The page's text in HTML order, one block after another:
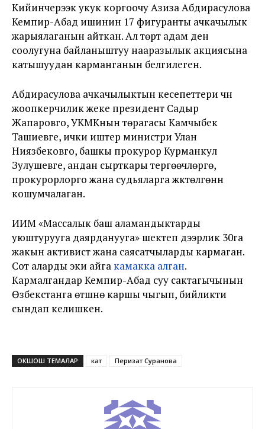
Кийинчерээк укук коргоочу Азиза Абдирасулова
Кемпир-Абад ишинин 17 фигуранты ачкачылык
жарыялаганын айткан. Ал төрт адам ден
соолугуна байланыштуу нааразылык акциясына
катышуудан карманганын белгилеген.
Абдирасулова ачкачылыктын кесепеттери үчүн
жоопкерчилик жеке президент Садыр
Жапаровго, УКМКнын төрагасы Камчыбек
Ташиевге, ички иштер министри Улан
Ниязбековго, башкы прокурор Курманкул
Зулушевге, андан сырткары тергөөчүлөргө,
прокурорлорго жана судьяларга жүктөлгөнүн
кошумчалаган.
ИИМ «Массалык баш аламандыктарды
уюштурууга даярданууга» шектеп дээрлик 30га
жакын активист жана саясатчыларды кармаган.
Сот аларды эки айга камакка алган.
Кармалгандар Кемпир-Абад суу сактагычынын
Өзбекстанга өтүшүнө каршы чыгып, бийликти
сындап келишкен.
ОКШОШ ТЕМАЛАР кат Перизат Суранова